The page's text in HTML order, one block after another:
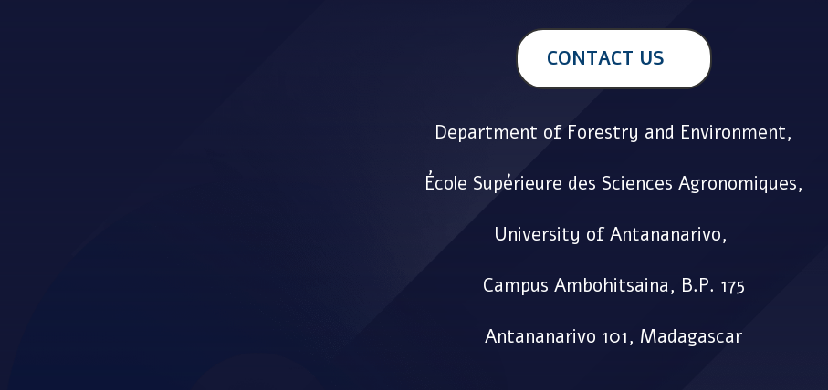
CONTACT US
Department of Forestry and Environment,
École Supérieure des Sciences Agronomiques,
University of Antananarivo,
Campus Ambohitsaina, B.P. 175
Antananarivo 101, Madagascar